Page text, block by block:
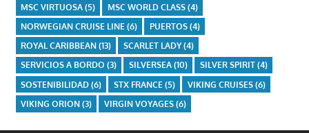
MSC VIRTUOSA(5) MSC WORLD CLASS(4)
NORWEGIAN CRUISE LINE(6) PUERTOS(4)
ROYAL CARIBBEAN(13) SCARLET LADY(4)
SERVICIOS A BORDO (3) SILVERSEA(10) SILVER SPIRIT(4)
SOSTENIBILIDAD(6) STX FRANCE (5) VIKING CRUISES(6)
VIKING ORION(3) VIRGIN VOYAGES(6)